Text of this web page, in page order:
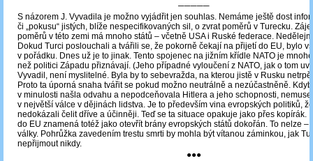
─────
S názorem J. Vyvadila je možno vyjádřit jen souhlas. Nemáme ještě dost
či „pokusu“ jistých, blíže nespecifikovaných sil, o zvrat poměrů v Turecku.
poměrů v této zemi má mnoho států – včetně USA i Ruské federace.
Dokud Turci poslouchali a tvářili se, že pokorně čekají na přijetí do EU, bylo
v pořádku. Dnes už je to jinak. Tento spojenec na jižním křídle NATO je
než politici Západu přiznávají. (Jeho případné vyloučení z NATO, jak o tom
Vyvadil, není myslitelné. Byla by to sebevražda, na kterou jistě v Rusku
Proto ta úporná snaha tvářit se pokud možno neutrálně a nezúčastněně.
v minulosti našla odvahu a nepodceňovala Hitlera a jeho schopnosti,
v největší válce v dějinách lidstva. Je to především vina evropských politiků,
nedokázali čelit dříve a účinněji. Teď se ta situace opakuje jako přes kopírák.
do EU znamená totéž jako otevřít brány evropských států dokořán. To nelze –
války. Pohrůžka zavedením trestu smrti by mohla být vítanou záminkou, jak
nepřijmout nikdy.
●●●